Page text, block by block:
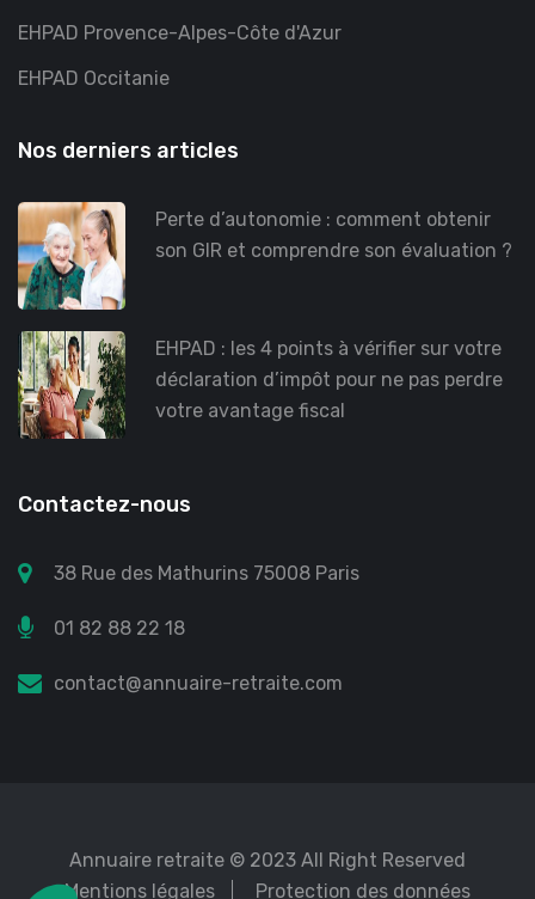
EHPAD Provence-Alpes-Côte d'Azur
EHPAD Occitanie
Nos derniers articles
Perte d’autonomie : comment obtenir
son GIR et comprendre son évaluation ?
EHPAD : les 4 points à vérifier sur votre
déclaration d’impôt pour ne pas perdre
votre avantage fiscal
Contactez-nous
38 Rue des Mathurins 75008 Paris
01 82 88 22 18
contact@annuaire-retraite.com
Annuaire retraite © 2023 All Right Reserved
Mentions légales
Protection des données